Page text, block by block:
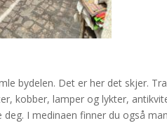
bydelen. Det er her det skjer.
kobber, lamper og lykter,
I medinaen finner du også